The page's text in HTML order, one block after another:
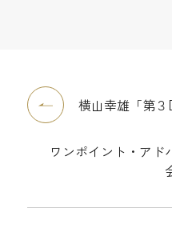
横山幸雄「第３
ワンポイント・アド